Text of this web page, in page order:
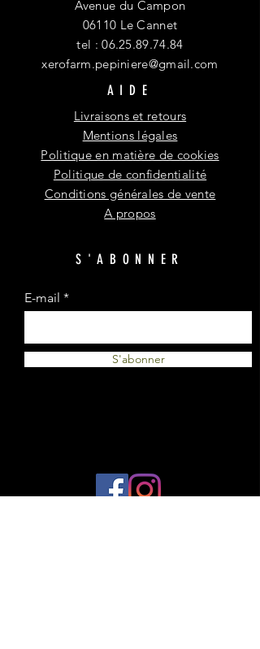
Avenue du Campon
06110 Le Cannet
tel :06.25.89.74.84
xerofarm.pepiniere@gmail.com
AIDE
Livraisons et retours
Mentions légales
Politique en matière de cookies
Politique de confidentialité
Conditions générales de vente
A propos
S'ABONNER
E-mail
S'abonner